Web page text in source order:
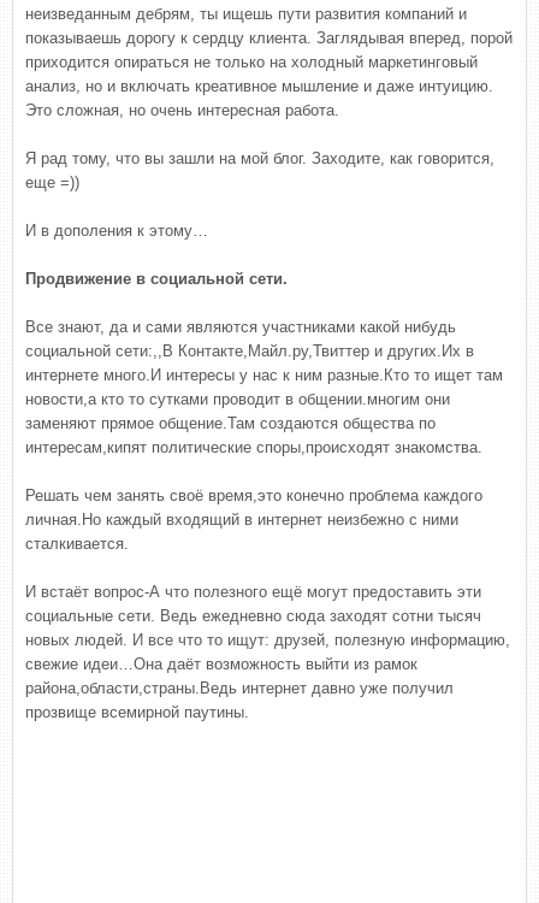
неизведанным дебрям, ты ищешь пути развития компаний и
показываешь дорогу к сердцу клиента. Заглядывая вперед, порой
приходится опираться не только на холодный маркетинговый
анализ, но и включать креативное мышление и даже интуицию.
Это сложная, но очень интересная работа.
Я рад тому, что вы зашли на мой блог. Заходите, как говорится,
еще =))
И в дополения к этому…
Продвижение в социальной сети.
Все знают, да и сами являются участниками какой нибудь
социальной сети:,,В Контакте,Майл.ру,Твиттер и других.Их в
интернете много.И интересы у нас к ним разные.Кто то ищет там
новости,а кто то сутками проводит в общении.многим они
заменяют прямое общение.Там создаются общества по
интересам,кипят политические споры,происходят знакомства.
Решать чем занять своё время,это конечно проблема каждого
личная.Но каждый входящий в интернет неизбежно с ними
сталкивается.
И встаёт вопрос-А что полезного ещё могут предоставить эти
социальные сети. Ведь ежедневно сюда заходят сотни тысяч
новых людей. И все что то ищут: друзей, полезную информацию,
свежие идеи…Она даёт возможность выйти из рамок
района,области,страны.Ведь интернет давно уже получил
прозвище всемирной паутины.